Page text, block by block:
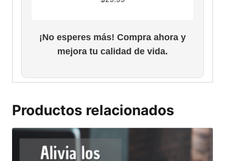
¡No esperes más! Compra ahora y
mejora tu calidad de vida.
Productos relacionados